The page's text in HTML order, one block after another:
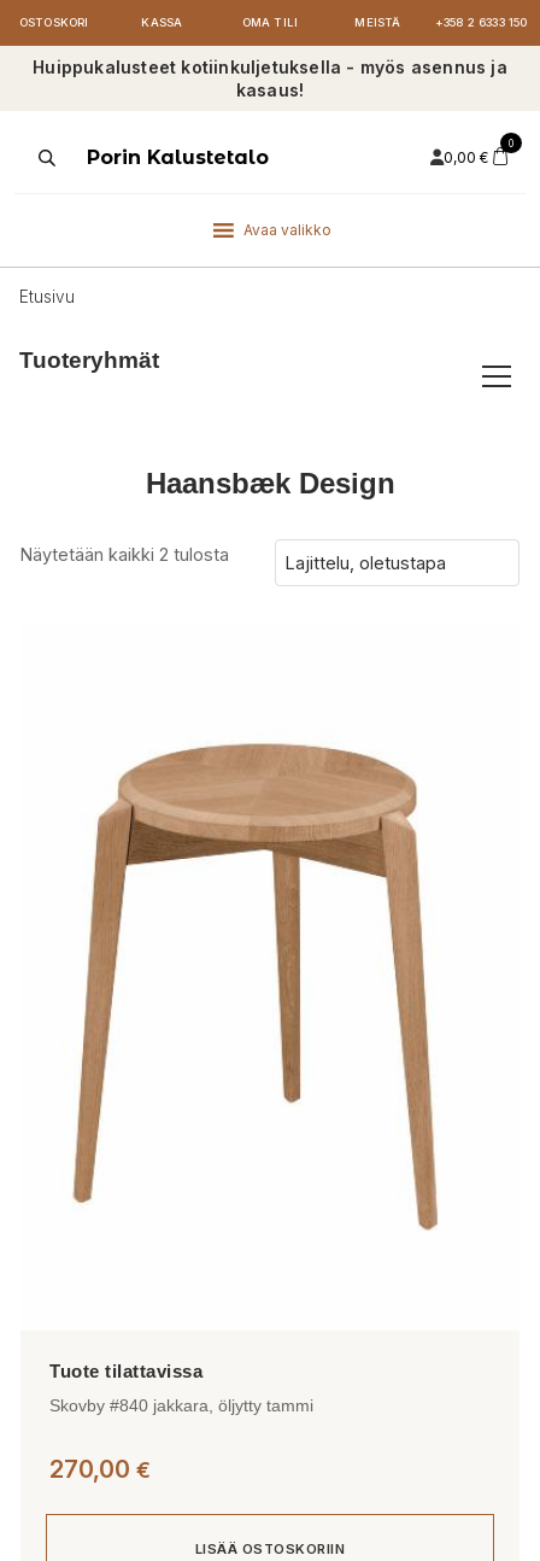
OSTOSKORI KASSA OMA TILI MEISTÄ +358 2 6333 150
Huippukalusteet kotiinkuljetuksella - myös asennus ja
kasaus!
ProductsPorin Kalustetalo 0,00 €
0
Avaa valikko
Etusivu
Tuoteryhmät
Haansbæk Design
Näytetään kaikki 2 tulosta
Skovby #840 jakkara, öljytty tammi
270,00 €
LISÄÄ OSTOSKORIIN